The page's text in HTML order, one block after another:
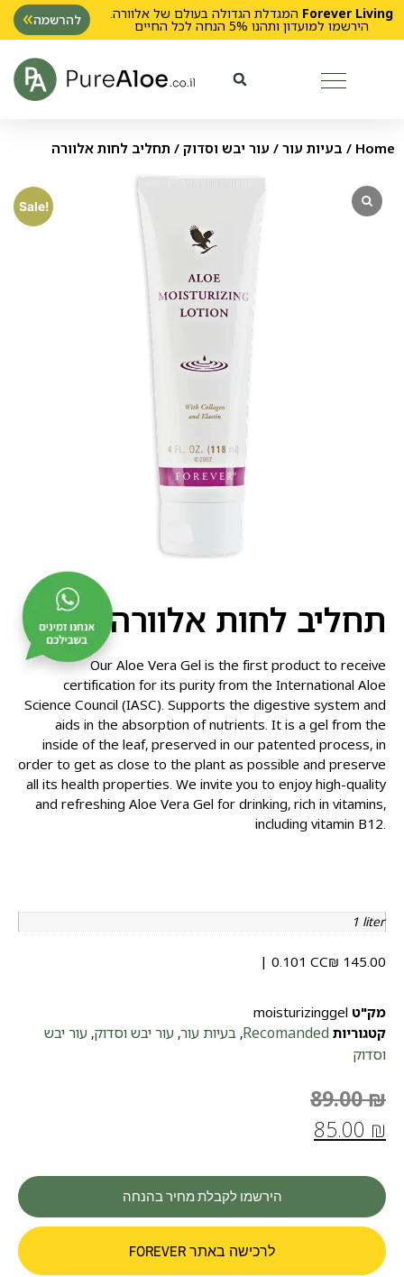
Forever Living המגדלת הגדולה בעולם של אלוורה.
הירשמו למועדון ותהנו 5% הנחה לכל החיים להרשמה
Home
/ בעיות עור / עור יבש וסדוק / תחליב לחות אלוורה
Sale!
תחליב לחות אלוורה
Our Aloe Vera Gel is the first product to receive
certification for its purity from the International Aloe
Science Council (IASC). Supports the digestive system and
aids in the absorption of nutrients. It is a gel from the
inside of the leaf, preserved in our patented process, in
order to get as close to the plant as possible and preserve
all its health properties. We invite you to enjoy high-quality
and refreshing Aloe Vera Gel for drinking, rich in vitamins,
including vitamin B12.
1 liter
₪ 145.00
| 0.101 CC
מק"ט moisturizinggel
קטגוריות Recomanded
, בעיות עור, עור יבש וסדוק, עור יבש
וסדוק
89.00₪
85.00 ₪
הירשמו לקבלת מחיר בהנחה
לרכישה באתר FOREVER